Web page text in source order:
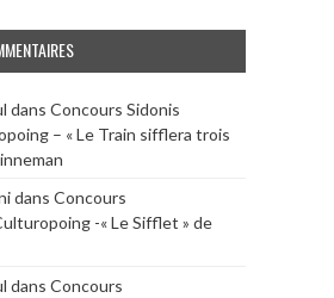
dans Concours Sidonis
– « Le Train sifflera trois
dans Concours
-« Le Sifflet » de
dans Concours